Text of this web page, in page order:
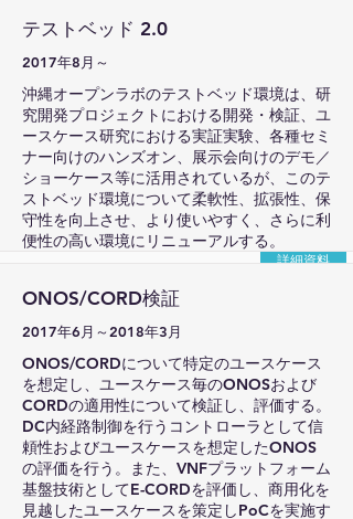
テストベッド 2.0
2017年8月～
沖縄オープンラボのテストベッド環境は、研
究開発プロジェクトにおける開発・検証、ユ
ースケース研究における実証実験、各種セミ
ナー向けのハンズオン、展示会向けのデモ／
ショーケース等に活用されているが、このテ
ストベッド環境について柔軟性、拡張性、保
守性を向上させ、より使いやすく、さらに利
便性の高い環境にリニューアルする。
詳細資料
ONOS/CORD検証
2017年6月～2018年3月
ONOS/CORDについて特定のユースケース
を想定し、ユースケース毎のONOSおよび
CORDの適用性について検証し、評価する。
DC内経路制御を行うコントローラとして信
頼性およびユースケースを想定したONOS
の評価を行う。また、VNFプラットフォーム
基盤技術としてE-CORDを評価し、商用化を
見越したユースケースを策定しPoCを実施す